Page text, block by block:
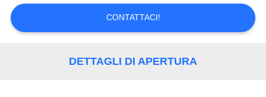
UNA
CITAZIONE
CONTATTACI!
DETTAGLI DI APERTURA